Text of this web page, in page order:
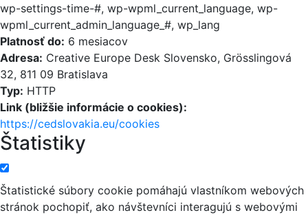
wp-settings-time-#, wp-wpml_current_language, wp-
wpml_current_admin_language_#, wp_lang
Platnosť do: 6 mesiacov
Adresa: Creative Europe Desk Slovensko, Grösslingová
32, 811 09 Bratislava
Typ: HTTP
Link (bližšie informácie o cookies):
https://cedslovakia.eu/cookies
Štatistiky
Štatistické súbory cookie pomáhajú vlastníkom webových
stránok pochopiť, ako návštevníci interagujú s webovými